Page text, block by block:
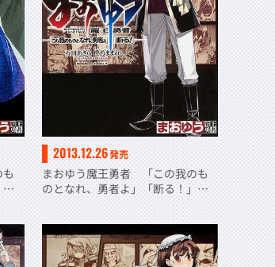
2013.12.26発売
まおゆう魔王勇者 「この我のも
のとなれ、勇者よ」「断る！」